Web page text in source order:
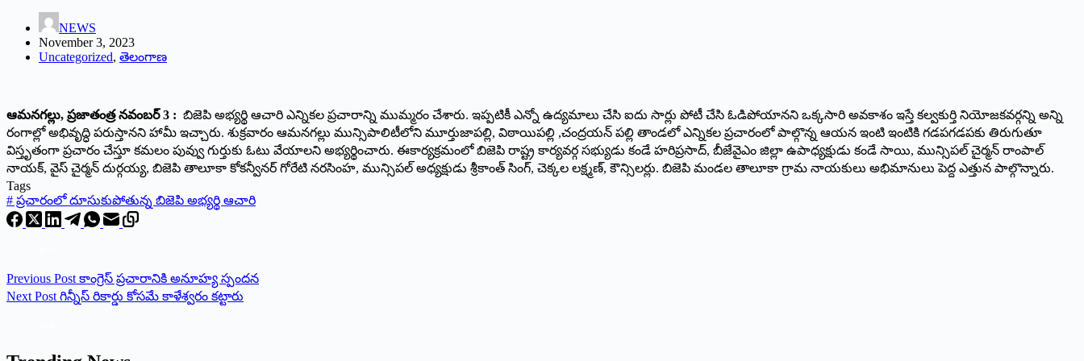
NEWS
November 3, 2023
Uncategorized, తెలంగాణ
ఆమనగల్లు, ప్రజాతంత్ర నవంబర్ 3 : బిజెపి అభ్యర్థి ఆచారి ఎన్నికల ప్రచారాన్ని ముమ్మరం చేశారు. ఇప్పటికీ ఎన్నో ఉద్యమాలు చేసి ఐదు సార్లు పోటీ చేసి ఓడిపోయానని ఒక్కసారి అవకాశం ఇస్తే కల్వకుర్తి నియోజకవర్గన్ని అన్ని
రంగాల్లో అభివృద్ధి పరుస్తానని హామీ ఇచ్చారు. శుక్రవారం ఆమనగల్లు మున్సిపాలిటీలోని మూర్తుజాపల్లి, విఠాయిపల్లి ,చంద్రయన్ పల్లి తాండలో ఎన్నికల ప్రచారంలో పాల్గొన్న ఆయన ఇంటి ఇంటికి గడపగడపకు తిరుగుతూ
విస్తృతంగా ప్రచారం చేస్తూ కమలం పువ్వు గుర్తుకు ఓటు వేయాలని అభ్యర్థించారు. ఈకార్యక్రమంలో బిజెపి రాష్ట్ర కార్యవర్గ సభ్యుడు కండే హరిప్రసాద్, బీజేవైఎం జిల్లా ఉపాధ్యక్షుడు కండే సాయి, మున్సిపల్ చైర్మన్ రాంపాల్
నాయక్, వైస్ చైర్మన్ దుర్గయ్య, బిజెపి తాలూకా కోకన్వీనర్ గోరేటి నరసింహ, మున్సిపల్ అధ్యక్షుడు శ్రీకాంత్ సింగ్, చెక్కల లక్ష్మణ్, కౌన్సిలర్లు. బిజెపి మండల తాలూకా గ్రామ నాయకులు అభిమానులు పెద్ద ఎత్తున పాల్గొన్నారు.
Tags
# ప్రచారంలో దూసుకుపోతున్న బిజెపి అభ్యర్థి ఆచారి
Previous Post కాంగ్రెస్ ప్రచారానికి అనూహ్య స్పందన
Next Post గిన్నీస్ రికార్డు కోసమే కాళేశ్వరం కట్టారు